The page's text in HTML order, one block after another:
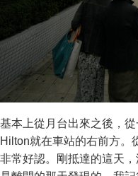
基本上從月台出來之後，
Hilton就在車站的右前方。
非常好認。剛抵達的這天